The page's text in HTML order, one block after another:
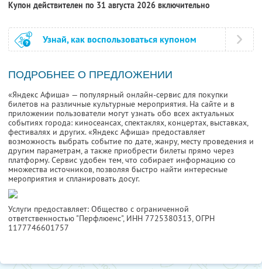
Купон действителен по 31 августа 2026 включительно
Узнай, как воспользоваться купоном
ПОДРОБНЕЕ О ПРЕДЛОЖЕНИИ
«Яндекс Афиша» — популярный онлайн-сервис для покупки
билетов на различные культурные мероприятия. На сайте и в
приложении пользователи могут узнать обо всех актуальных
событиях города: киносеансах, спектаклях, концертах, выставках,
фестивалях и других. «Яндекс Афиша» предоставляет
возможность выбрать событие по дате, жанру, месту проведения и
другим параметрам, а также приобрести билеты прямо через
платформу. Сервис удобен тем, что собирает информацию со
множества источников, позволяя быстро найти интересные
мероприятия и спланировать досуг.
Услуги предоставляет: Общество с ограниченной
ответственностью "Перфлюенс", ИНН 7725380313, ОГРН
1177746601757